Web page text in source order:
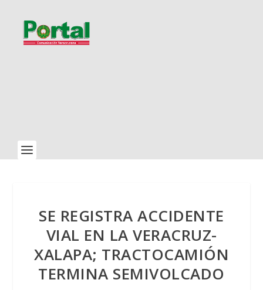
SE REGISTRA ACCIDENTE
VIAL EN LA VERACRUZ-
XALAPA; TRACTOCAMIÓN
TERMINA SEMIVOLCADO